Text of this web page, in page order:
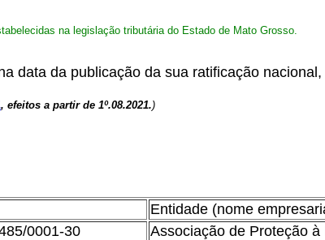
na legislação tributária do Estado de Mato Grosso.
data da publicação da sua ratificação
, efeitos a partir de 1º.08.2021.)
Entidade (nome
0001-30
Associação de Proteção